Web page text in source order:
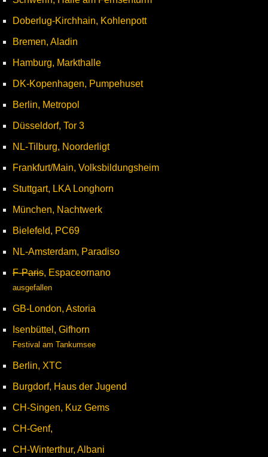
Doberlug-Kirchhain, Kohlenpott
Bremen, Aladin
Hamburg, Markthalle
DK-Kopenhagen, Pumpehuset
Berlin, Metropol
Düsseldorf, Tor 3
NL-Tilburg, Noorderligt
Frankfurt/Main, Volksbildungsheim
Stuttgart, LKA Longhorn
München, Nachtwerk
Bielefeld, PC69
NL-Amsterdam, Paradiso
F-Paris, Espaceornano
ausgefallen
GB-London, Astoria
Isenbüttel, Gifhorn
Festival am Tankumsee
Berlin, XTC
Burgdorf, Haus der Jugend
CH-Singen, Kuz Gems
CH-Genf,
CH-Winterthur, Albani